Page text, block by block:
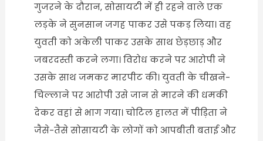
गुजरने के दौरान, सोसायटी में ही रहने वाले एक
लड़के ने सुनसान जगह पाकर उसे पकड़ लिया। वह
युवती को अकेली पाकर उसके साथ छेड़छाड़ और
जबरदस्ती करने लगा। विरोध करने पर आरोपी ने
उसके साथ जमकर मारपीट की। युवती के चीखने-
चिल्लाने पर आरोपी उसे जान से मारने की धमकी
देकर वहां से भाग गया। चोटिल हालत में पीड़िता ने
जैसे-तैसे सोसायटी के लोगों को आपबीती बताई और